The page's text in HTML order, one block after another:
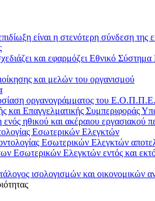
είναι η στενότερη σύνδεση της
και εφαρμόζει Eθνικό Σύστημα
και μελών του οργανισμού
οργανογράμματος του
και Επαγγελματικής Συμπεριφοράς
ηθικού και ακέραιου εργασιακού
Εσωτερικών Ελεγκτών
Εσωτερικών Ελεγκτών
Εσωτερικών Ελεγκτών εντός και
ισολογισμών και οικονομικών